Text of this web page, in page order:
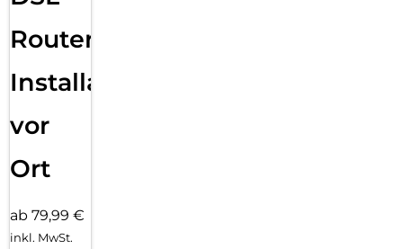
Router
Installation
vor
Ort
ab 79,99 €
inkl. MwSt.